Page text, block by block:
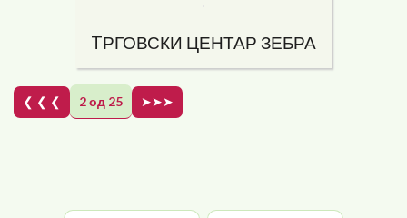
TРГОВСКИ ЦЕНТАР ЗЕБРА
❮ ❮ ❮ 2 од 25 ➤➤➤